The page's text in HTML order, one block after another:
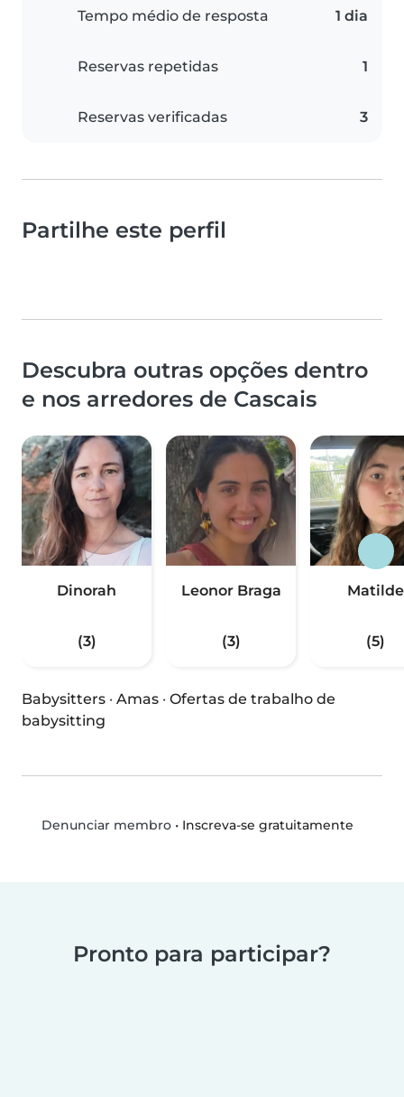
Tempo médio de resposta 1 dia
Reservas repetidas 1
Reservas verificadas 3
Partilhe este perfil
Descubra outras opções dentro
e nos arredores de Cascais
Dinorah
(3)
Leonor Braga
(3)
Matilde
(5)
Babysitters · Amas · Ofertas de trabalho de
babysitting
Denunciar membro• Inscreva-se gratuitamente
Pronto para participar?